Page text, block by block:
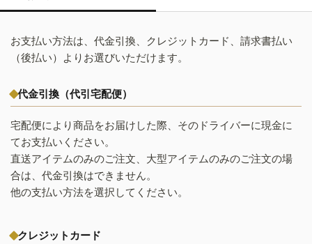
お支払い方法は、代金引換、クレジットカード、請求書払い
（後払い）よりお選びいただけます。
代金引換（代引宅配便）
宅配便により商品をお届けした際、そのドライバーに現金に
てお支払いください。
直送アイテムのみのご注文、大型アイテムのみのご注文の場
合は、代金引換はできません。
他の支払い方法を選択してください。
クレジットカード